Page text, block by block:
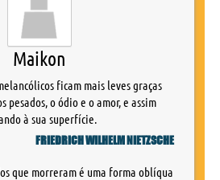
Maikon
ficam mais leves graças
pesados, o ódio e o amor, e assim
à sua superfície.
FRIEDRICH WILHELM NIETZSCHE
que morreram é uma forma oblíqua